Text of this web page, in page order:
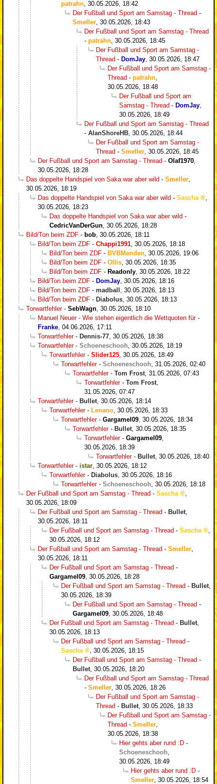
patrahn 30.05.2026, 18:42
Der Fußball und Sport am Samstag - Thread -
Smeller 30.05.2026, 18:43
Der Fußball und Sport am Samstag - Thread
- patrahn 30.05.2026, 18:45
Der Fußball und Sport am Samstag -
Thread - DomJay 30.05.2026, 18:47
Der Fußball und Sport am Samstag -
Thread - patrahn
30.05.2026, 18:48
Der Fußball und Sport am
Samstag - Thread - DomJay
30.05.2026, 18:49
Der Fußball und Sport am Samstag - Thread
- AlanShoreHB 30.05.2026, 18:44
Der Fußball und Sport am Samstag -
Thread - Smeller 30.05.2026, 18:45
Der Fußball und Sport am Samstag - Thread - Olaf1970
30.05.2026, 18:28
Das doppelte Handspiel von Saka war aber wild - Smeller
30.05.2026, 18:19
Das doppelte Handspiel von Saka war aber wild - Sascha
30.05.2026, 18:23
Das doppelte Handspiel von Saka war aber wild -
CedricVanDerGun 30.05.2026, 18:28
Bild/Ton beim ZDF - bob 30.05.2026, 18:11
Bild/Ton beim ZDF - Chappi1991 30.05.2026, 18:18
Bild/Ton beim ZDF - BVBMenden 30.05.2026, 19:06
Bild/Ton beim ZDF - Ollis 30.05.2026, 18:35
Bild/Ton beim ZDF - Readonly 30.05.2026, 18:22
Bild/Ton beim ZDF - DomJay 30.05.2026, 18:16
Bild/Ton beim ZDF - madball
30.05.2026, 18:13
Bild/Ton beim ZDF - Diabolus 30.05.2026, 18:13
Torwartfehler- SebWagn 30.05.2026, 18:10
Manuel Neuer - Wie stehen eigentlich die Wettquoten für-
Franke 04.06.2026, 17:11
Torwartfehler- Dennis-77 30.05.2026, 18:38
Torwartfehler- Schoeneschooh 30.05.2026, 18:19
Torwartfehler- Slider125 30.05.2026, 18:49
Torwartfehler- Schoeneschooh 31.05.2026, 02:40
Torwartfehler- Tom Frost 31.05.2026, 07:43
Torwartfehler- Tom Frost
31.05.2026, 07:47
Torwartfehler- Bullet 30.05.2026, 18:14
Torwartfehler- Lenano 30.05.2026, 18:33
Torwartfehler- Gargamel09 30.05.2026, 18:34
Torwartfehler- Bullet 30.05.2026, 18:35
Torwartfehler- Gargamel09
30.05.2026, 18:39
Torwartfehler- Bullet 30.05.2026, 18:40
Torwartfehler- istar 30.05.2026, 18:12
Torwartfehler- Diabolus 30.05.2026, 18:16
Torwartfehler- Schoeneschooh 30.05.2026, 18:18
Der Fußball und Sport am Samstag - Thread - Sascha
30.05.2026, 18:09
Der Fußball und Sport am Samstag - Thread - Bullet
30.05.2026, 18:11
Der Fußball und Sport am Samstag - Thread - Sascha
30.05.2026, 18:12
Der Fußball und Sport am Samstag - Thread - Smeller
30.05.2026, 18:11
Der Fußball und Sport am Samstag - Thread -
Gargamel09 30.05.2026, 18:28
Der Fußball und Sport am Samstag - Thread - Bullet
30.05.2026, 18:39
Der Fußball und Sport am Samstag - Thread -
Gargamel09 30.05.2026, 18:48
Der Fußball und Sport am Samstag - Thread - Bullet
30.05.2026, 18:13
Der Fußball und Sport am Samstag - Thread -
Sascha
30.05.2026, 18:15
Der Fußball und Sport am Samstag - Thread -
Bullet 30.05.2026, 18:20
Der Fußball und Sport am Samstag - Thread
- Smeller 30.05.2026, 18:26
Der Fußball und Sport am Samstag -
Thread - Bullet 30.05.2026, 18:33
Der Fußball und Sport am Samstag -
Thread - Smeller
30.05.2026, 18:38
Hier gehts aber rund :D -
Schoeneschooh
30.05.2026, 18:49
Hier gehts aber rund :D -
Smeller 30.05.2026, 18:54